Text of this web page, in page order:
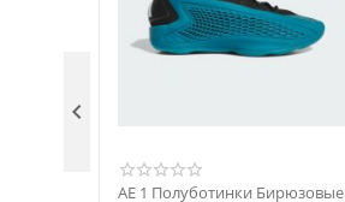
AE 1 Полуботинки Бирюзовые
